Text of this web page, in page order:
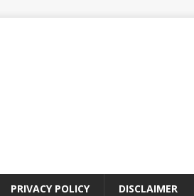
PRIVACY POLICY DISCLAIMER